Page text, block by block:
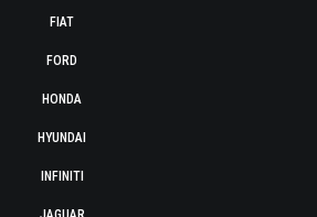
FIAT
FORD
HONDA
HYUNDAI
INFINITI